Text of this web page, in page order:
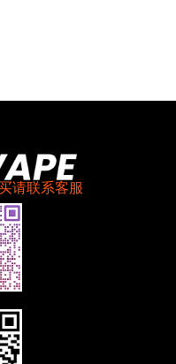
请联系客服